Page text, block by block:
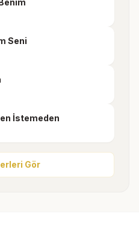
Seni
İstemeden
Gör